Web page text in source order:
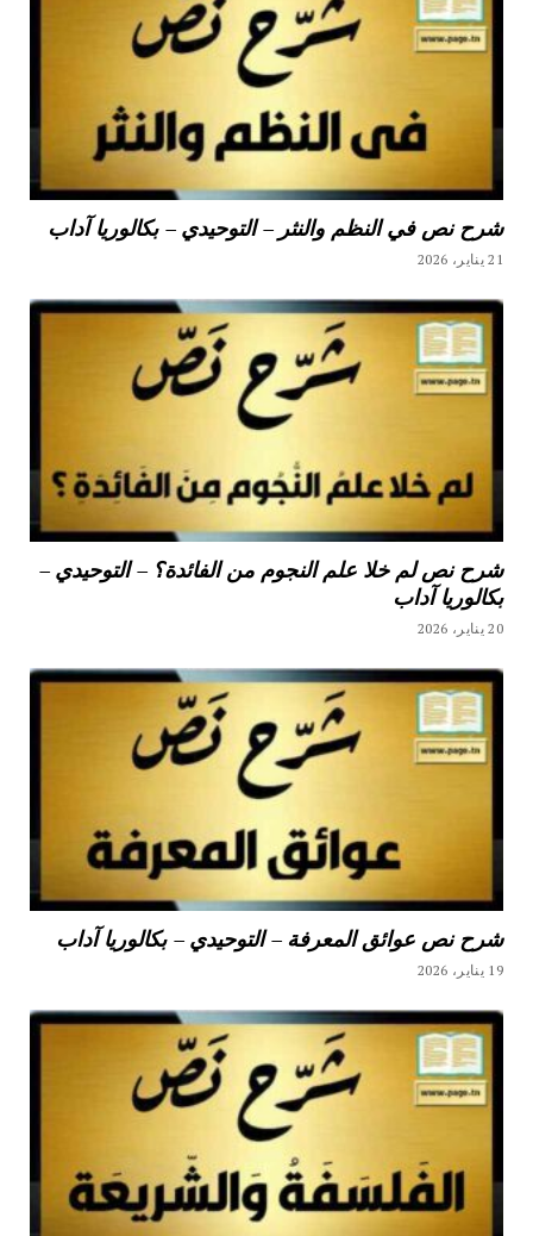
شرح نص في النظم والنثر – التوحيدي – بكالوريا آداب
21 يناير، 2026
شرح نص لم خلا علم النجوم من الفائدة؟ – التوحيدي –
بكالوريا آداب
20 يناير، 2026
شرح نص عوائق المعرفة – التوحيدي – بكالوريا آداب
19 يناير، 2026